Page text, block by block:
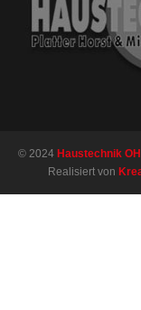
© 2024 Haustechnik
Realisiert von